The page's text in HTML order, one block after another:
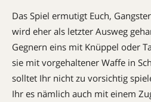
Das Spiel ermutigt Euch,
wird eher als letzter Ausweg
Gegnern eins mit Knüppel oder
sie mit vorgehaltener Waffe in
solltet Ihr nicht zu vorsichtig
Ihr es nämlich auch mit einem